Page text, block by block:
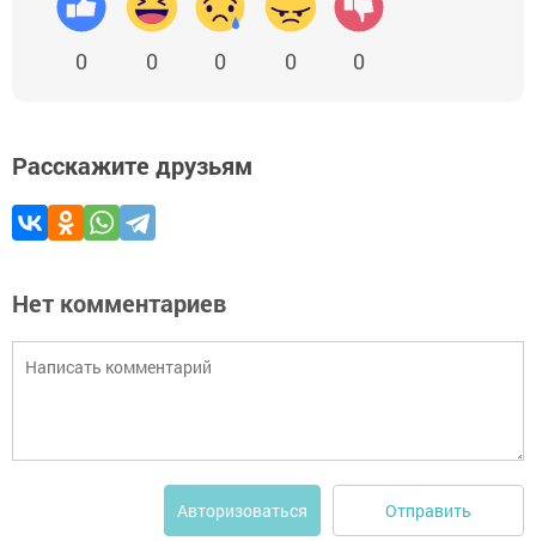
0 0 0 0 0
Расскажите друзьям
Нет комментариев
Авторизоваться Отправить